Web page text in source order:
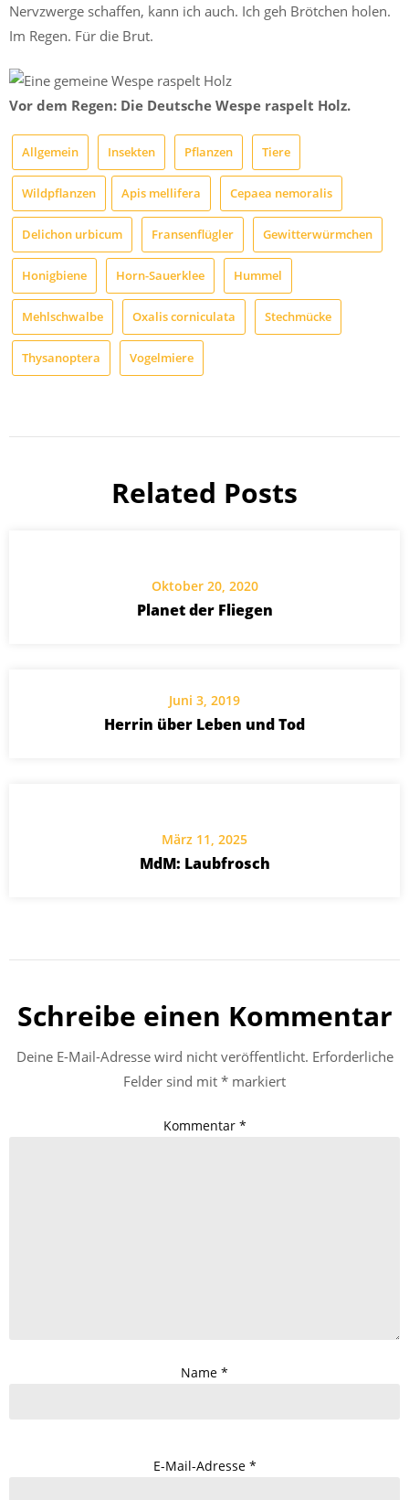
Nervzwerge schaffen, kann ich auch. Ich geh Brötchen holen.
Im Regen. Für die Brut.
Vor dem Regen: Die Deutsche Wespe raspelt Holz.
Allgemein Insekten Pflanzen Tiere
Wildpflanzen Apis mellifera Cepaea nemoralis
Delichon urbicum Fransenflügler Gewitterwürmchen
Honigbiene Horn-Sauerklee Hummel
Mehlschwalbe Oxalis corniculata Stechmücke
Thysanoptera Vogelmiere
Related Posts
Oktober 20, 2020
Planet der Fliegen
Juni 3, 2019
Herrin über Leben und Tod
März 11, 2025
MdM: Laubfrosch
Schreibe einen Kommentar
Deine E-Mail-Adresse wird nicht veröffentlicht. Erforderliche
Felder sind mit * markiert
Kommentar *
Name *
E-Mail-Adresse *